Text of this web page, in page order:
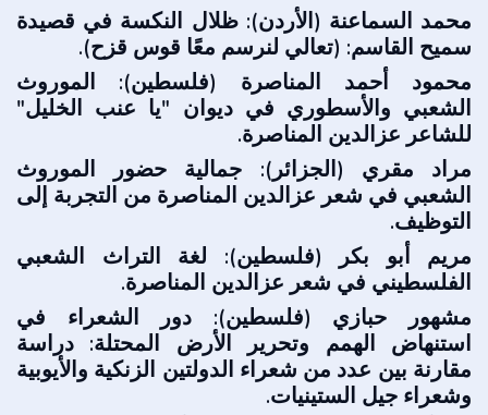
محمد السماعنة (الأردن): ظلال النكسة في قصيدة
سميح القاسم: (تعالي لنرسم معًا قوس قزح).
محمود أحمد المناصرة (فلسطين): الموروث
الشعبي والأسطوري في ديوان "يا عنب الخليل"
للشاعر عزالدين المناصرة.
مراد مقري (الجزائر): جمالية حضور الموروث
الشعبي في شعر عزالدين المناصرة من التجربة إلى
التوظيف.
مريم أبو بكر (فلسطين): لغة التراث الشعبي
الفلسطيني في شعر عزالدين المناصرة.
مشهور حبازي (فلسطين): دور الشعراء في
استنهاض الهمم وتحرير الأرض المحتلة: دراسة
مقارنة بين عدد من شعراء الدولتين الزنكية والأيوبية
وشعراء جيل الستينيات.